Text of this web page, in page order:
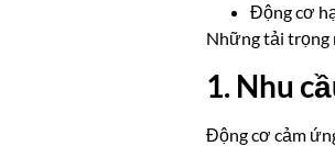
Động cơ
Những tải
1. Nhu
Động cơ cảm